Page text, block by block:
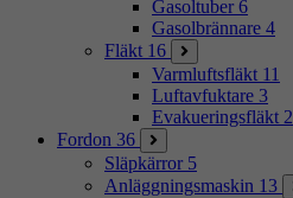
Gasoltuber 6
Gasolbrännare 4
Fläkt 16
Varmluftsfläkt 11
Luftavfuktare 3
Evakueringsfläkt 2
Fordon 36
Släpkärror 5
Anläggningsmaskin 13